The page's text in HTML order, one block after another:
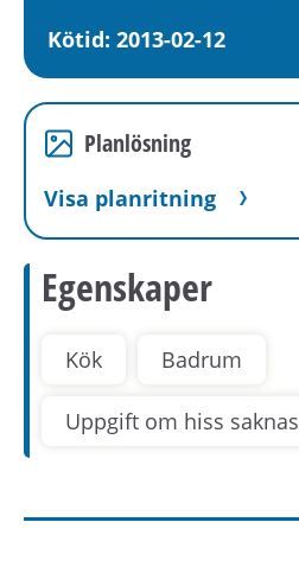
Kötid: 2013-02-12
Planlösning
Visa planritning
Egenskaper
Kök Badrum
Uppgift om hiss saknas